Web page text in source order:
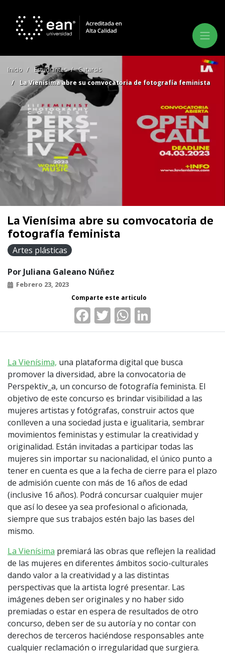
Inicio Estudiantes
Catarsis
La Vienísima abre su comvocatoria de fotografía feminista
La Vienísima abre su comvocatoria de
fotografía feminista
Artes plásticas
Por Juliana Galeano Núñez
Febrero 23, 2023
Facebook
TwitterWhatsApp
La Vienísima, una plataforma digital que busca
promover la diversidad, abre la convocatoria de
Perspektiv_a, un concurso de fotografía feminista. El
objetivo de este concurso es brindar visibilidad a las
mujeres artistas y fotógrafas, construir actos que
conlleven a una sociedad justa e igualitaria, sembrar
movimientos feministas y estimular la creatividad y
originalidad. Están invitadas a participar todas las
mujeres sin importar su nacionalidad, el único punto a
tener en cuenta es que a la fecha de cierre para el plazo
de admisión cuente con más de 16 años de edad
(inclusive 16 años). Podrá concursar cualquier mujer
que así lo desee ya sea profesional o aficionada,
siempre que sus trabajos estén bajo las bases del
mismo.
La Vienísima premiará las obras que reflejen la realidad
de las mujeres en diferentes ámbitos socio-culturales
dando valor a la creatividad y a las distintas
perspectivas que la artista logré presentar. Las
imágenes deben ser originales y no haber sido
premiadas o estar en espera de resultados de otro
concurso, deben ser de su autoría y no contar con
derechos de terceros haciéndose responsables ante
cualquier reclamación o irregularidad que surgiera.